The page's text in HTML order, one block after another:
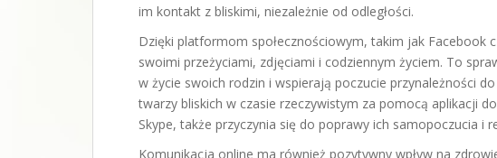
im kontakt z bliskimi, niezależnie od odległości.
Dzięki platformom społecznościowym, takim jak Facebook
swoimi przeżyciami, zdjęciami i codziennym życiem. To
w życie swoich rodzin i wspierają poczucie przynależności
twarzy bliskich w czasie rzeczywistym za pomocą aplikacji
Skype, także przyczynia się do poprawy ich samopoczucia i
Komunikacja online ma również pozytywny wpływ na